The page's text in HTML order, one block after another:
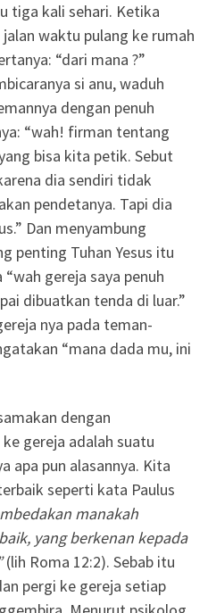
tiga kali sehari. Ketika
waktu pulang ke rumah
“dari mana ?”
si anu, waduh
dengan penuh
“wah! firman tentang
bisa kita petik. Sebut
dia sendiri tidak
pendetanya. Tapi dia
Dan menyambung
penting Tuhan Yesus itu
gereja saya penuh
dibuatkan tenda di luar.”
nya pada teman-
“mana dada mu, ini
dengan
gereja adalah suatu
apa pun alasannya. Kita
seperti kata Paulus
manakah
yang berkenan kepada
(lih Roma 12:2). Sebab itu
pergi ke gereja setiap